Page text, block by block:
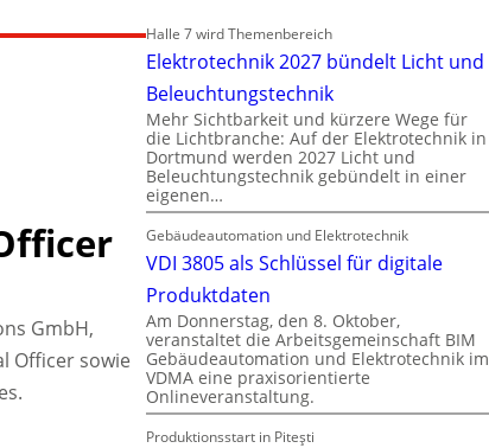
GmbH,
Officer sowie
Halle 7 wird Themenbereich
Elektrotechnik 2027 bündelt Licht und
Beleuchtungstechnik
Mehr Sichtbarkeit und kürzere Wege für
die Lichtbranche: Auf der Elektrotechnik in
Dortmund werden 2027 Licht und
Beleuchtungstechnik gebündelt in einer
eigenen…
Gebäudeautomation und Elektrotechnik
VDI 3805 als Schlüssel für digitale
Produktdaten
Am Donnerstag, den 8. Oktober,
veranstaltet die Arbeitsgemeinschaft BIM
Gebäudeautomation und Elektrotechnik im
VDMA eine praxisorientierte
Onlineveranstaltung.
Produktionsstart in Piteşti